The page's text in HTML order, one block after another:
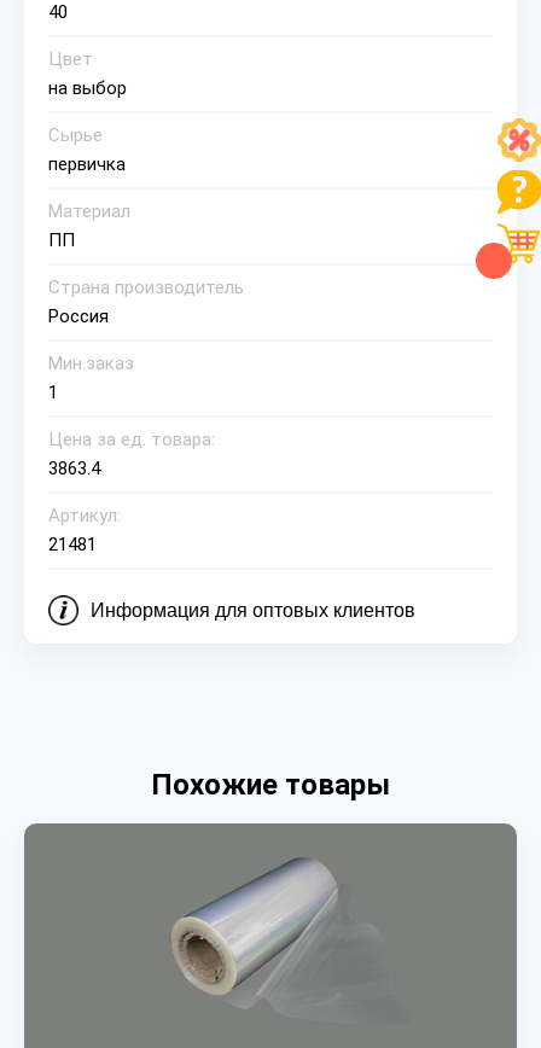
40
Цвет
на выбор
Сырье
первичка
Материал
ПП
Страна производитель
Россия
Мин.заказ
1
Цена за ед. товара:
3863.4
Артикул:
21481
Информация для оптовых клиентов
Похожие товары